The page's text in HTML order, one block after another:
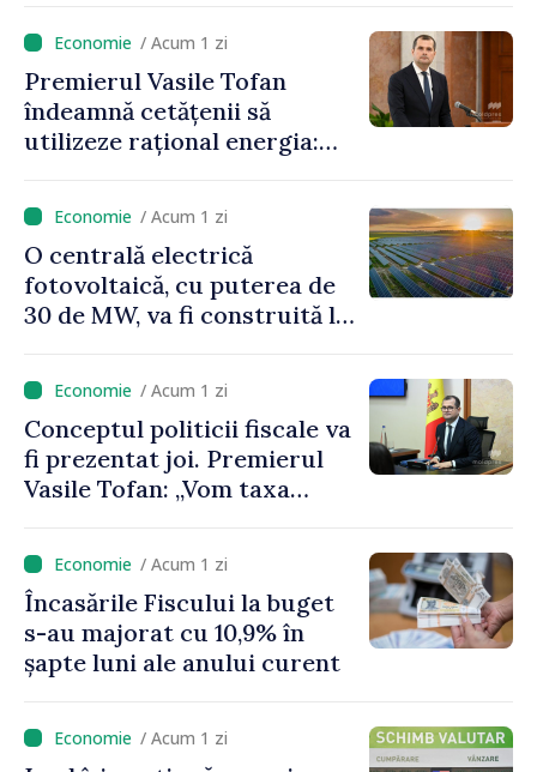
ridicate”
/ Acum 1 zi
Premierul Vasile Tofan
îndeamnă cetățenii să
utilizeze rațional energia:
mari, trebuie să
economisim”/ Acum 1 zi
O centrală electrică
fotovoltaică, cu puterea de
30 de MW, va fi construită la
/ Acum 1 zi
Conceptul politicii fiscale va
fi prezentat joi. Premierul
Vasile Tofan: „Vom taxa
încuraja investițiile, vom
taxa mai mult viciile și
foarte atent vom uniformiza
anumite taxe”
/ Acum 1 zi
Încasările Fiscului la buget
s-au majorat cu 10,9% în
șapte luni ale anului curent
/ Acum 1 zi